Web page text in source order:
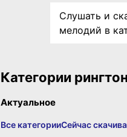
Слушать и
мелодий в
Категории
Актуальное
Все категорииСейчас